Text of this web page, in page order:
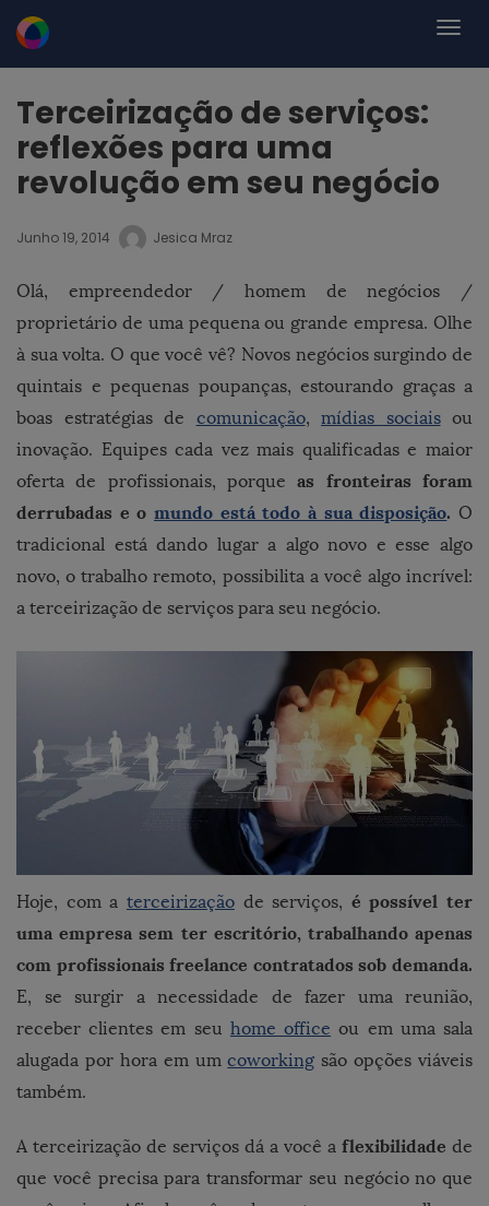
Terceirização de serviços:
reflexões para uma
revolução em seu negócio
Junho 19, 2014 Jesica Mraz
Olá, empreendedor / homem de negócios /
proprietário de uma pequena ou grande empresa. Olhe
à sua volta. O que você vê? Novos negócios surgindo de
quintais e pequenas poupanças, estourando graças a
boas estratégias de comunicação, mídias sociaisou
inovação. Equipes cada vez mais qualificadas e maior
oferta de profissionais, porqueas fronteiras foram
derrubadas e o mundo está todo à sua disposição. O
tradicional está dando lugar a algo novo e esse algo
novo, o trabalho remoto, possibilita a você algo incrível:
a terceirização de serviços para seu negócio.
Hoje, com a terceirizaçãode serviços, é possível ter
uma empresa sem ter escritório, trabalhando apenas
com profissionais freelance contratados sob demanda.
E, se surgir a necessidade de fazer uma reunião,
receber clientes em seu home office ou em uma sala
alugada por hora em umcoworking são opções viáveis
também.
A terceirização de serviços dá a você a flexibilidade de
que você precisa para transformar seu negócio no que